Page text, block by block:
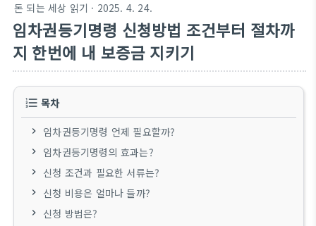
돈 되는 세상 읽기 · 2025. 4. 24.
임차권등기명령 신청방법 조건부터 절차까
지 한번에 내 보증금 지키기
목차
임차권등기명령 언제 필요할까?
임차권등기명령의 효과는?
신청 조건과 필요한 서류는?
신청 비용은 얼마나 들까?
신청 방법은?